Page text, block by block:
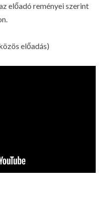
előadó reményei szerint
előadás)